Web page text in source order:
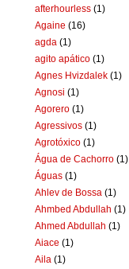
afterhourless (1)
Againe (16)
agda (1)
agito apático (1)
Agnes Hvizdalek (1)
Agnosi (1)
Agorero (1)
Agressivos (1)
Agrotóxico (1)
Água de Cachorro (1)
Águas (1)
Ahlev de Bossa (1)
Ahmbed Abdullah (1)
Ahmed Abdullah (1)
Aiace (1)
Aila (1)